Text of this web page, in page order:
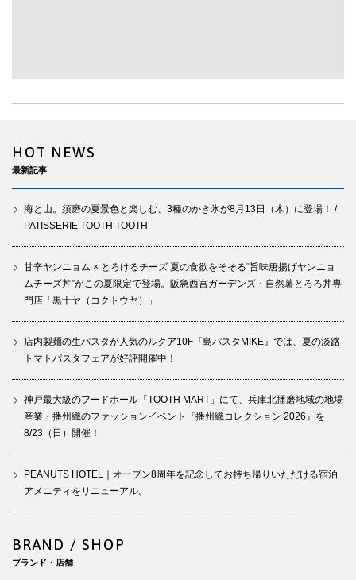
HOT NEWS
最新記事
海と山。須磨の夏景色と楽しむ、3種のかき氷が8月13日（木）に登場！ /
PATISSERIE TOOTH TOOTH
甘辛ヤンニョム × とろけるチーズ 夏の食欲をそそる“旨味唐揚げヤンニョ
ムチーズ丼”がこの夏限定で登場。阪急西宮ガーデンズ・自然薯とろろ丼専
門店「黒十ヤ（コクトウヤ）」
店内製麺の生パスタが人気のルクア10F『島パスタMIKE』では、夏の淡路
トマトパスタフェアが好評開催中！
神戸最大級のフードホール「TOOTH MART」にて、兵庫北播磨地域の地場
産業・播州織のファッションイベント『播州織コレクション 2026』を
8/23（日）開催！
PEANUTS HOTEL｜オープン8周年を記念してお持ち帰りいただける宿泊
アメニティをリニューアル。
BRAND / SHOP
ブランド・店舗